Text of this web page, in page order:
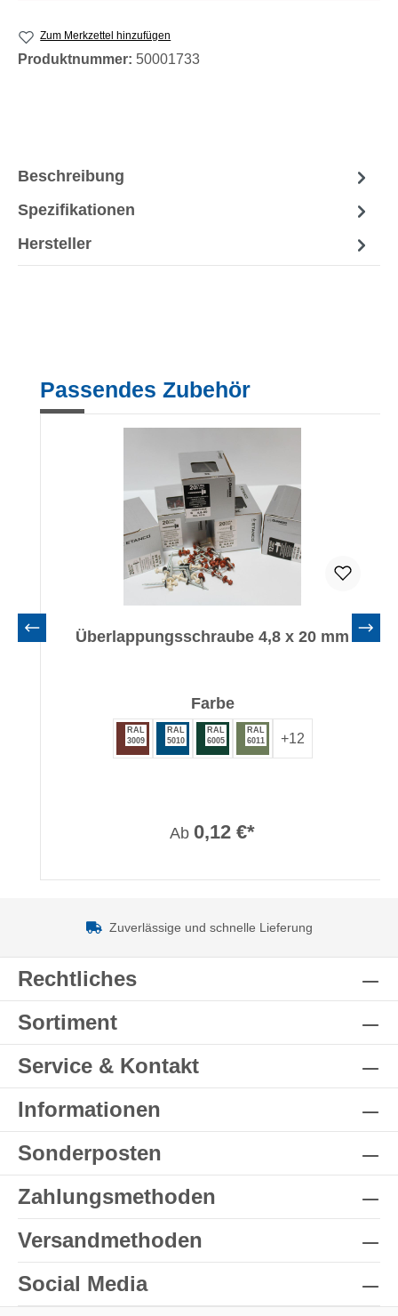
Zum Merkzettel hinzufügen
Produktnummer: 50001733
Beschreibung
Spezifikationen
Hersteller
Produktgalerie überspringen
Passendes Zubehör
Überlappungsschraube 4,8 x 20 mm
Farbeauswählen
RAL
3009
RAL
5010
RAL
6005
RAL
6011
+12
Ab 0,12 €*
Zuverlässige und schnelle Lieferung
Rechtliches
Sortiment
Service & Kontakt
Informationen
Sonderposten
Zahlungsmethoden
Versandmethoden
Social Media